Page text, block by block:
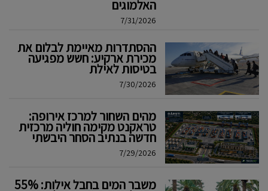
האלמוגים
7/31/2026
ההסתדרות מאיימת לבלום את
מכירת ארקיע: חשש מפגיעה
בטיסות לאילת
7/30/2026
מהים השחור למרכז אירופה:
טראקנט מקימה חוליה מרכזית
חדשה בנתיב הסחר היבשתי
7/29/2026
משבר המים בחבל אילות: 55%